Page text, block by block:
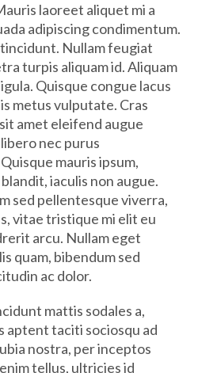
laoreet aliquet mi a
adipiscing condimentum.
Nullam feugiat
turpis aliquam id. Aliquam
Quisque congue lacus
metus vulputate. Cras
amet eleifend augue
nec purus
mauris ipsum,
iaculis non augue.
sed pellentesque viverra,
vitae tristique mi elit eu
arcu. Nullam eget
quam, bibendum sed
ac dolor.
mattis sodales a,
aptent taciti sociosqu ad
nostra, per inceptos
tellus, ultricies id